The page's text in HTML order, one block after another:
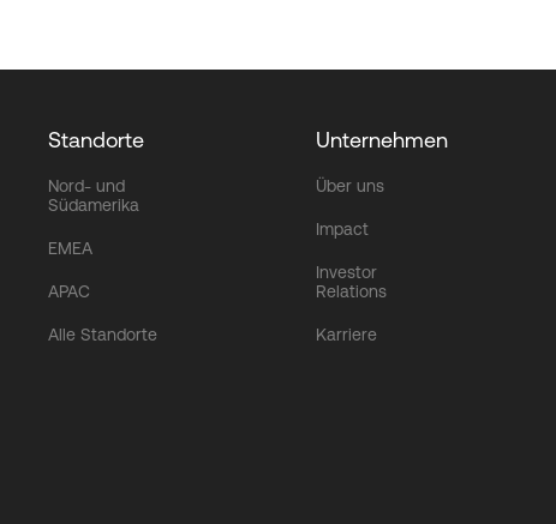
Standorte
Nord- und
Südamerika
EMEA
APAC
Alle Standorte
Unternehmen
Über uns
Impact
Investor
Relations
Karriere